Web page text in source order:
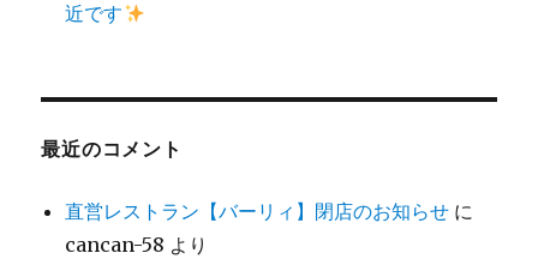
近です
最近のコメント
直営レストラン【バーリィ】閉店のお知らせ に
cancan-58 より